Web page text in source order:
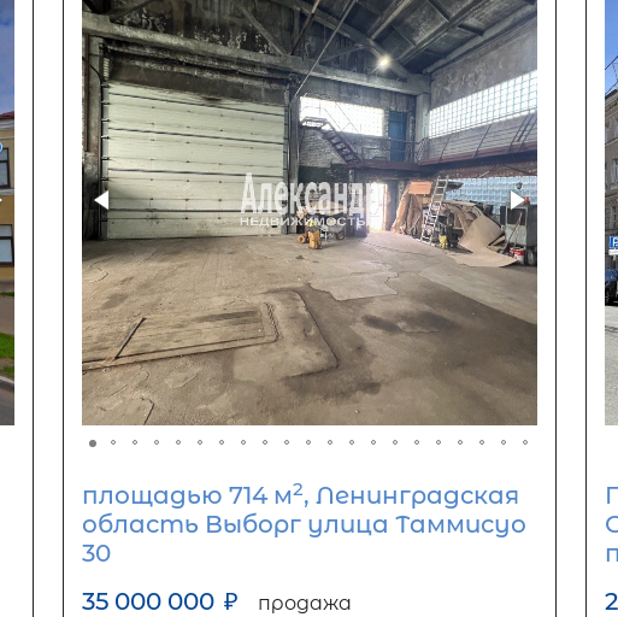
площадью 714 м2, Ленинградская
область Выборг улица Таммисуо
30
35 000 000 ₽ продажа